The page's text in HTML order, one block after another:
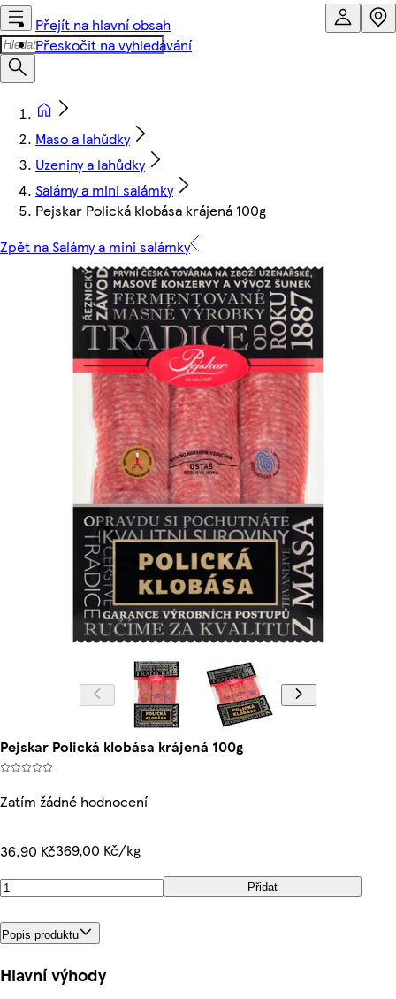
Přejít na hlavní obsah
Přeskočit na vyhledávání
Maso a lahůdky
Uzeniny a lahůdky
Salámy a mini salámky
Pejskar Polická klobása krájená 100g
Zpět na Salámy a mini salámky
Pejskar Polická klobása krájená 100g
Zatím žádné hodnocení
36,90 Kč369,00 Kč/kg
Přidat
Popis produktu
Hlavní výhody